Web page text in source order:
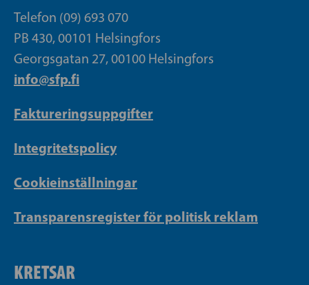
Telefon (09) 693 070
PB 430, 00101 Helsingfors
Georgsgatan 27, 00100 Helsingfors
info@sfp.fi
Faktureringsuppgifter
Integritetspolicy
Cookieinställningar
Transparensregister för politisk reklam
KRETSAR